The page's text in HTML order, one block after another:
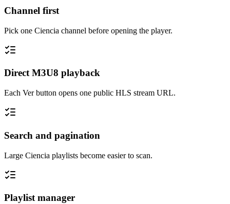
Channel first
Pick one Ciencia channel before opening the player.
Direct M3U8 playback
Each Ver button opens one public HLS stream URL.
Search and pagination
Large Ciencia playlists become easier to scan.
Playlist manager